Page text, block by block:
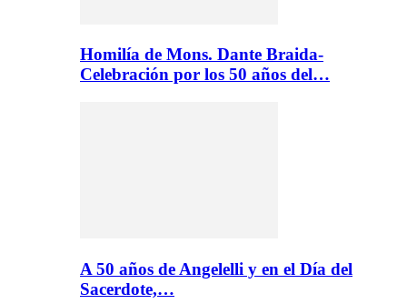
Homilía de Mons. Dante Braida-
Celebración por los 50 años del…
A 50 años de Angelelli y en el Día del
Sacerdote,…